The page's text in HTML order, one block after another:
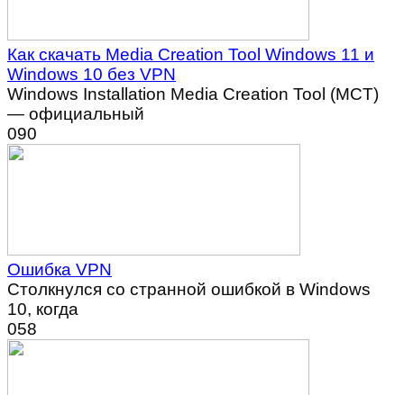
Как скачать Media Creation Tool Windows 11 и
Windows 10 без VPN
Windows Installation Media Creation Tool (MCT)
— официальный
090
Ошибка VPN
Столкнулся со странной ошибкой в Windows
10, когда
058